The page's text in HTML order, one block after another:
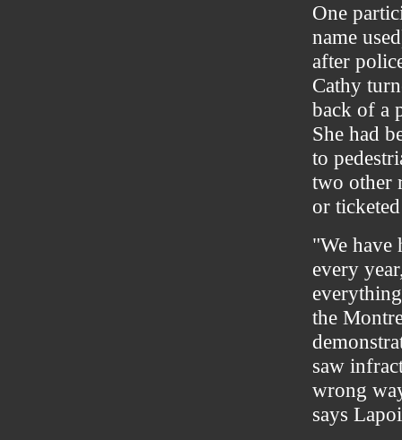
One
name
after
Cathy
back of a
She had
to
two other
or
"We have
every
the
saw
wrong
says